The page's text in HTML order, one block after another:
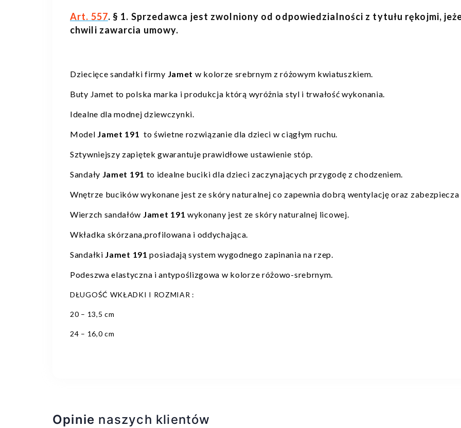
Art. 557. § 1. Sprzedawca jest zwolniony od odpowiedzialności z tytułu rękojmi,
chwili zawarcia umowy.
Dziecięce sandałki firmy Jamet w kolorze srebrnym z różowym kwiatuszkiem.
Buty Jamet to polska marka i produkcja którą wyróżnia styl i trwałość wykonania.
Idealne dla modnej dziewczynki.
Model Jamet 191 to świetne rozwiązanie dla dzieci w ciągłym ruchu.
Sztywniejszy zapiętek gwarantuje prawidłowe ustawienie stóp.
Sandały Jamet 191 to idealne buciki dla dzieci zaczynających przygodę z chodzeniem.
Wnętrze bucików wykonane jest ze skóry naturalnej co zapewnia dobrą wentylację oraz
Wierzch sandałów Jamet 191 wykonany jest ze skóry naturalnej licowej.
Wkładka skórzana,profilowana i oddychająca.
Sandałki Jamet 191 posiadają system wygodnego zapinania na rzep.
Podeszwa elastyczna i antypoślizgowa w kolorze różowo-srebrnym.
DŁUGOŚĆ WKŁADKI I ROZMIAR :
20 – 13,5 cm
24 – 16,0 cm
Opinie naszych klientów